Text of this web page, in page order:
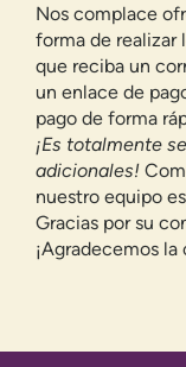
Ofrecemos a los
cuentas de ahorro,
personales, tarjetas
bancarios.
Nos complace
forma de realizar
que reciba un
un enlace de
pago de forma
¡Es totalmente
adicionales!
nuestro equipo
Gracias por su
¡Agradecemos
Valoramos su
información digital
comprender cómo se
nuestros esfuerzos de
información sobre
compartimos su